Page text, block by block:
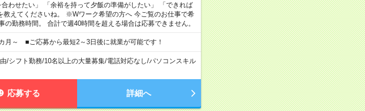
わせたい」 「余裕を持って夕飯の準備がしたい」 「できれば
教えてくださいね。 ※Wワーク希望の方へ 今ご覧のお仕事で希
勤務時間。 合計で週40時間を超える場合は応募できません。
月～ ■ご応募から最短2～3日後に就業が可能です！
/シフト勤務/10名以上の大量募集/電話対応なし/パソコンスキル
応募する 詳細へ